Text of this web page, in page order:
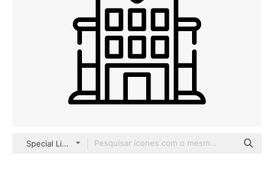
Special Lineal